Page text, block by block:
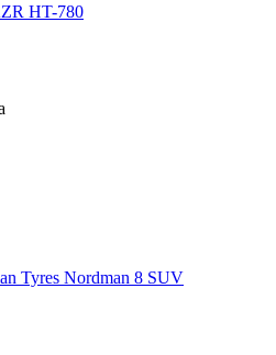
HT-780
Tyres Nordman 8 SUV